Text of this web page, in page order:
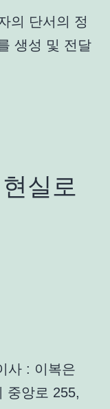
의 단서의 정
생성 및 전달
실로
사 : 이복은
중앙로 255,